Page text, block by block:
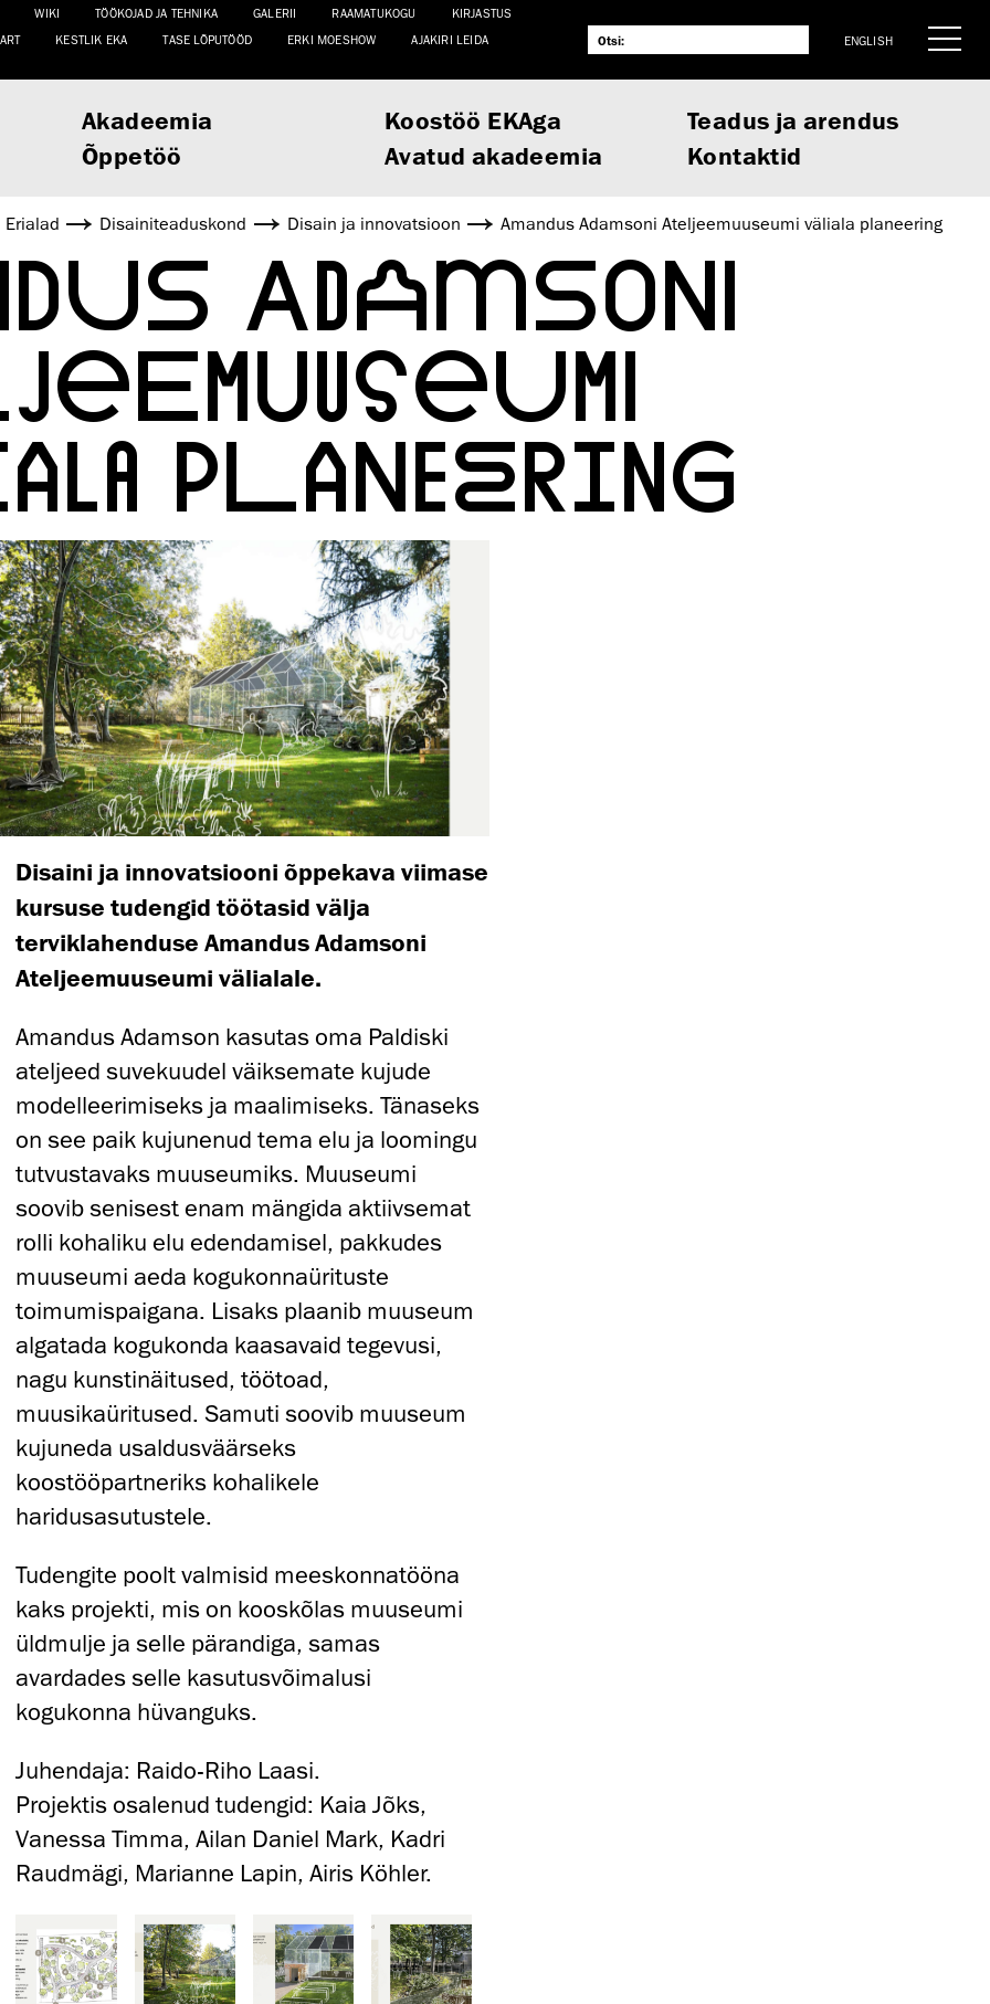
WIKI TÖÖKOJAD JA TEHNIKA GALERII RAAMATUKOGU
KIRJASTUS
KESTLIK EKA TASE LÕPUTÖÖD ERKI MOESHOW
AJAKIRI LEIDA
ENGLISH
Akadeemia Koostöö EKAga
Teadus ja arendus
Õppetöö Avatud akadeemia Kontaktid
Erialad Disaini­­teaduskond Disain ja innovatsioon Amandus Adamsoni Ateljeemuuseumi väliala planeering
ADAMSONI
PLANEERING
Disaini ja innovatsiooni õppekava viimase
kursuse tudengid töötasid välja
terviklahenduse Amandus Adamsoni
Ateljeemuuseumi välialale.
Amandus Adamson kasutas oma Paldiski
ateljeed suvekuudel väiksemate kujude
modelleerimiseks ja maalimiseks. Tänaseks
on see paik kujunenud tema elu ja loomingu
tutvustavaks muuseumiks. Muuseumi
soovib senisest enam mängida aktiivsemat
rolli kohaliku elu edendamisel, pakkudes
muuseumi aeda kogukonnaürituste
toimumispaigana. Lisaks plaanib muuseum
algatada kogukonda kaasavaid tegevusi,
nagu kunstinäitused, töötoad,
muusikaüritused. Samuti soovib muuseum
kujuneda usaldusväärseks
koostööpartneriks kohalikele
haridusasutustele.
Tudengite poolt valmisid meeskonnatööna
kaks projekti, mis on kooskõlas muuseumi
üldmulje ja selle pärandiga, samas
avardades selle kasutusvõimalusi
kogukonna hüvanguks.
Juhendaja: Raido-Riho Laasi.
Projektis osalenud tudengid: Kaia Jõks,
Vanessa Timma, Ailan Daniel Mark, Kadri
Raudmägi, Marianne Lapin, Airis Köhler.